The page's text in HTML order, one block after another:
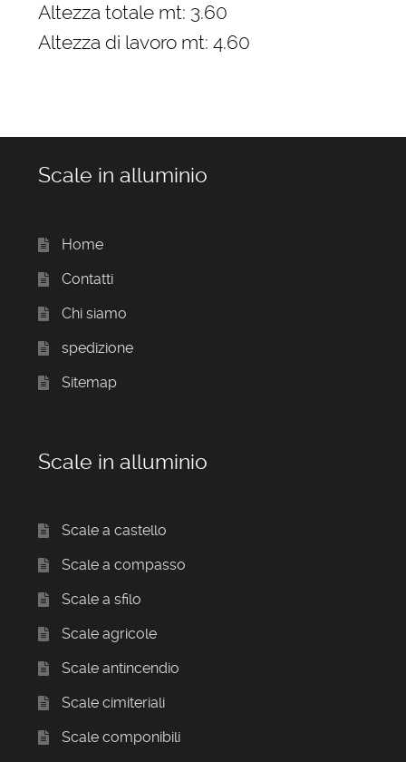
Altezza totale mt: 3.60
Altezza di lavoro mt: 4.60
Scale in alluminio
Home
Contatti
Chi siamo
spedizione
Sitemap
Scale in alluminio
Scale a castello
Scale a compasso
Scale a sfilo
Scale agricole
Scale antincendio
Scale cimiteriali
Scale componibili